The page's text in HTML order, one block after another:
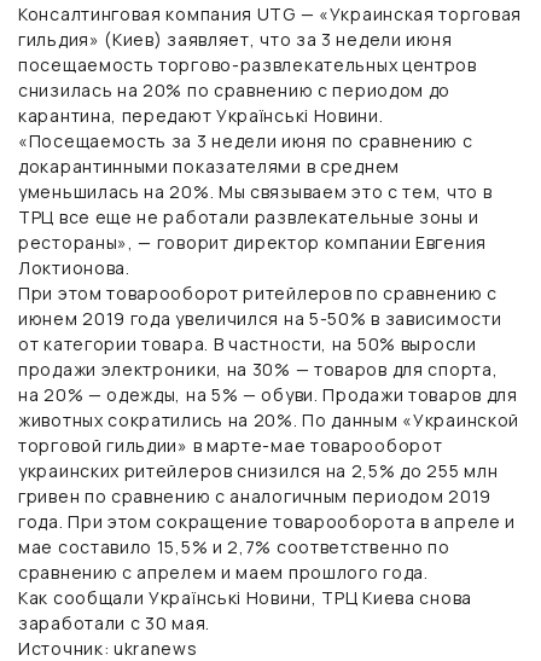
Консалтинговая компания UTG — «Украинская торговая
гильдия» (Киев) заявляет, что за 3 недели июня
посещаемость торгово-развлекательных центров
снизилась на 20% по сравнению с периодом до
карантина, передают Українськi Новини.
«Посещаемость за 3 недели июня по сравнению с
докарантинными показателями в среднем
уменьшилась на 20%. Мы связываем это с тем, что в
ТРЦ все еще не работали развлекательные зоны и
рестораны», — говоритдиректор компании Евгения
Локтионова.
При этом товарооборот ритейлеров по сравнению с
июнем 2019 года увеличился на 5-50% в зависимости
от категории товара. В частности, на 50% выросли
продажи электроники, на 30% — товаров для спорта,
на 20% — одежды, на 5% — обуви. Продажи товаров для
животных сократились на 20%. По данным «Украинской
торговой гильдии» в марте-мае товарооборот
украинских ритейлеров снизился на 2,5% до 255 млн
гривен по сравнению с аналогичным периодом 2019
года. При этом сокращение товарооборота в апреле и
мае составило 15,5% и 2,7% соответственно по
сравнению с апрелем и маем прошлого года.
Как сообщали Українськi Новини, ТРЦ Киева снова
заработали с 30 мая.
Источник: ukranews